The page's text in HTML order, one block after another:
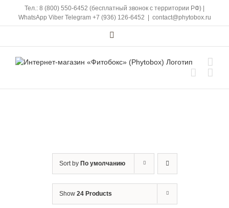
content
Тел.: 8 (800) 550-6452 (бесплатный звонок с территории РФ)
WhatsApp Viber Telegram +7 (936) 126-6452 contact@phytobox.ru
Sort by По умолчанию
Show 24 Products